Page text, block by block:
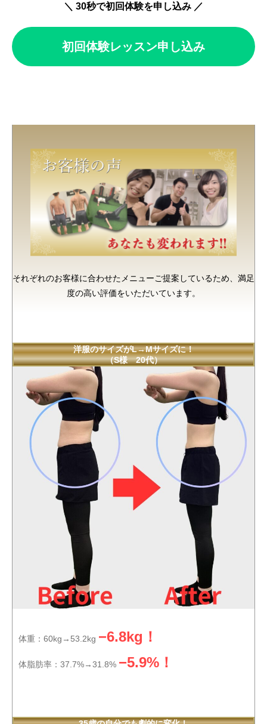
＼ 30秒で初回体験を申し込み ／
初回体験レッスン申し込み
それぞれのお客様に合わせたメニューご提案しているため、満足
度の高い評価をいただいています。
洋服のサイズがL→Mサイズに！
（S様 20代）
体重：60kg→53.2kg −6.8kg！
体脂肪率：37.7%→31.8% −5.9%！